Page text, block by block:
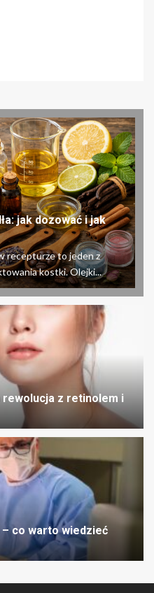
jak dozować i jak
recepturze to jeden z
kostki. Olejki...
z retinolem i
co warto wiedzieć